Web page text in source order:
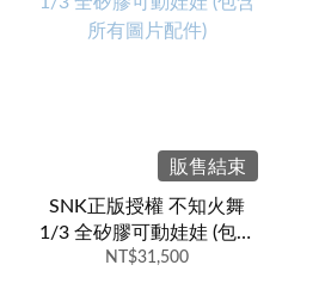
販售結束
SNK正版授權 不知火舞
1/3 全矽膠可動娃娃 (包含
所有圖片配件)
NT$31,500